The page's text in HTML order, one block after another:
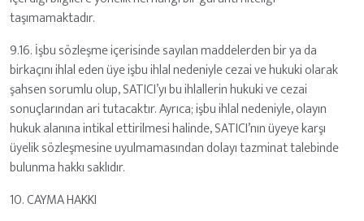
taşımamaktadır.
9.16. İşbu sözleşme içerisinde sayılan maddelerden bir ya da
birkaçını ihlal eden üye işbu ihlal nedeniyle cezai ve hukuki olarak
şahsen sorumlu olup, SATICI’yı bu ihlallerin hukuki ve cezai
sonuçlarından ari tutacaktır. Ayrıca; işbu ihlal nedeniyle, olayın
hukuk alanına intikal ettirilmesi halinde, SATICI’nın üyeye karşı
üyelik sözleşmesine uyulmamasından dolayı tazminat talebinde
bulunma hakkı saklıdır.
10. CAYMA HAKKI